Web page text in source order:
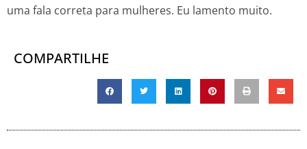
uma fala correta para mulheres. Eu lamento muito.
COMPARTILHE